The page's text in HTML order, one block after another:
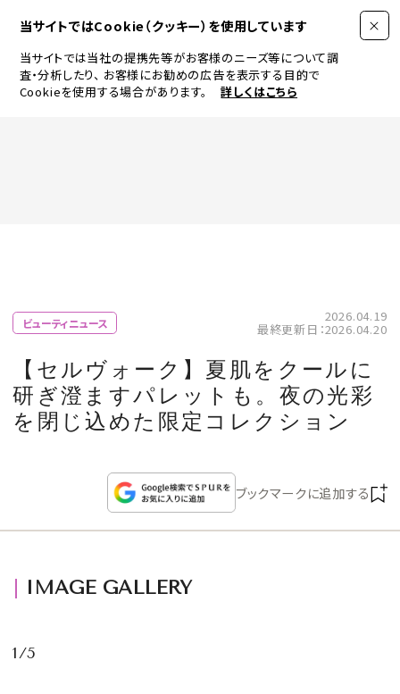
当サイトではCookie（クッキー）を使用しています
当サイトでは当社の提携先等がお客様のニーズ等について調
査・分析したり、 お客様にお勧めの広告を表示する目的で
Cookieを使用する場合があります。
詳しくはこちら
LIFESTYLE
CULTURE
COLLECTION
ビューティニュース 2026.04.19
最終更新日：2026.04.20
【セルヴォーク】夏肌をクールに
研ぎ澄ますパレットも。夜の光彩
を閉じ込めた限定コレクション
ブックマークに追加する
IMAGE GALLERY
1/5